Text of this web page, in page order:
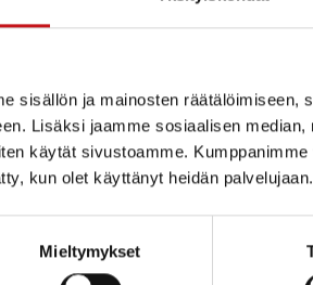
sisällön ja mainosten räätälöimiseen,
Lisäksi jaamme sosiaalisen
käytät sivustoamme.
kun olet käyttänyt heidän palvelujaan.
Mieltymykset
varten oleva kuulemistilaisuus